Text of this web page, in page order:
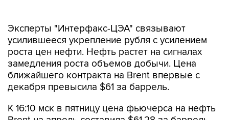
роста цен нефти. Нефть растет на сигналах
замедления роста объемов добычи. Цена
ближайшего контракта на Brent впервые с
декабря превысила $61 за баррель.
К 16:10 мск в пятницу цена фьючерса на нефть
(+3,4%, накануне цена выросла на 6%), цена